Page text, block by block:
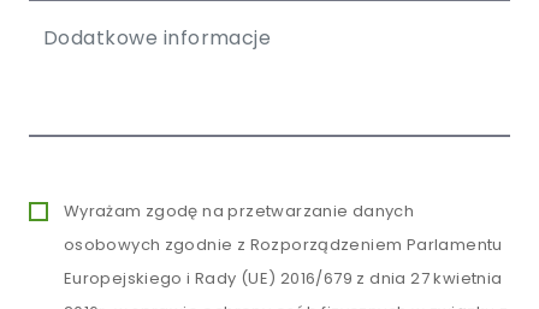
Wyrażam zgodę na przetwarzanie danych
osobowych zgodnie z Rozporządzeniem Parlamentu
Europejskiego i Rady (UE) 2016/679 z dnia 27 kwietnia